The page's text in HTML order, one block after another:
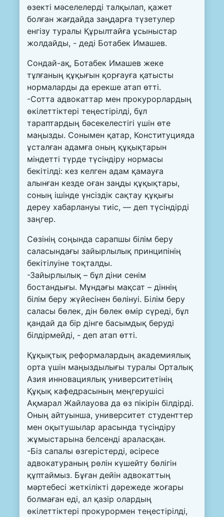
өзекті мәселелерді талқылап, қажет
болған жағдайда заңдарға түзетулер
енгізу туралы Құрылтайға ұсыныстар
жолдайды, - деді Ботабек Имашев.
Сондай-ақ, Ботабек Имашев жеке
тұлғаның құқығын қорғауға қатысты
нормаларды да ерекше атап өтті.
-Сотта адвокаттар мен прокурорлардың
өкілеттіктері теңестірілді, бұл
тараптардың бәсекелестігі үшін өте
маңызды. Сонымен қатар, Конституцияда
ұсталған адамға оның құқықтарын
міндетті түрде түсіндіру нормасы
бекітілді: кез келген адам қамауға
алынған кезде оған заңды құқықтары,
соның ішінде үнсіздік сақтау құқығы
дереу хабарлануы тиіс, — деп түсіндірді
заңгер.
Сөзінің соңында сарапшы білім беру
саласындағы зайырлылық принципінің
бекітілуіне тоқталды.
-Зайырлылық – бұл діни сенім
бостандығы. Мұндағы мақсат – діннің
білім беру жүйесінен бөлінуі. Білім беру
саласы бөлек, дін бөлек өмір сүреді, бұл
қандай да бір дінге басымдық беруді
білдірмейді, - деп атап өтті.
Құқықтық реформалардың академиялық
орта үшін маңыздылығы туралы Орталық
Азия инновациялық университетінің
Құқық кафедрасының меңгерушісі
Ақмарал Жайлауова да өз пікірін білдірді.
Оның айтуынша, университет студенттер
мен оқытушылар арасында түсіндіру
жұмыстарына белсенді араласқан.
-Біз сапалы өзгерістерді, әсіресе
адвокатураның рөлін күшейту бөлігін
құптаймыз. Бұған дейін адвокаттың
мәртебесі жеткілікті дәрежеде жоғары
болмаған еді, ал қазір олардың
өкілеттіктері прокурормен теңестірілді,